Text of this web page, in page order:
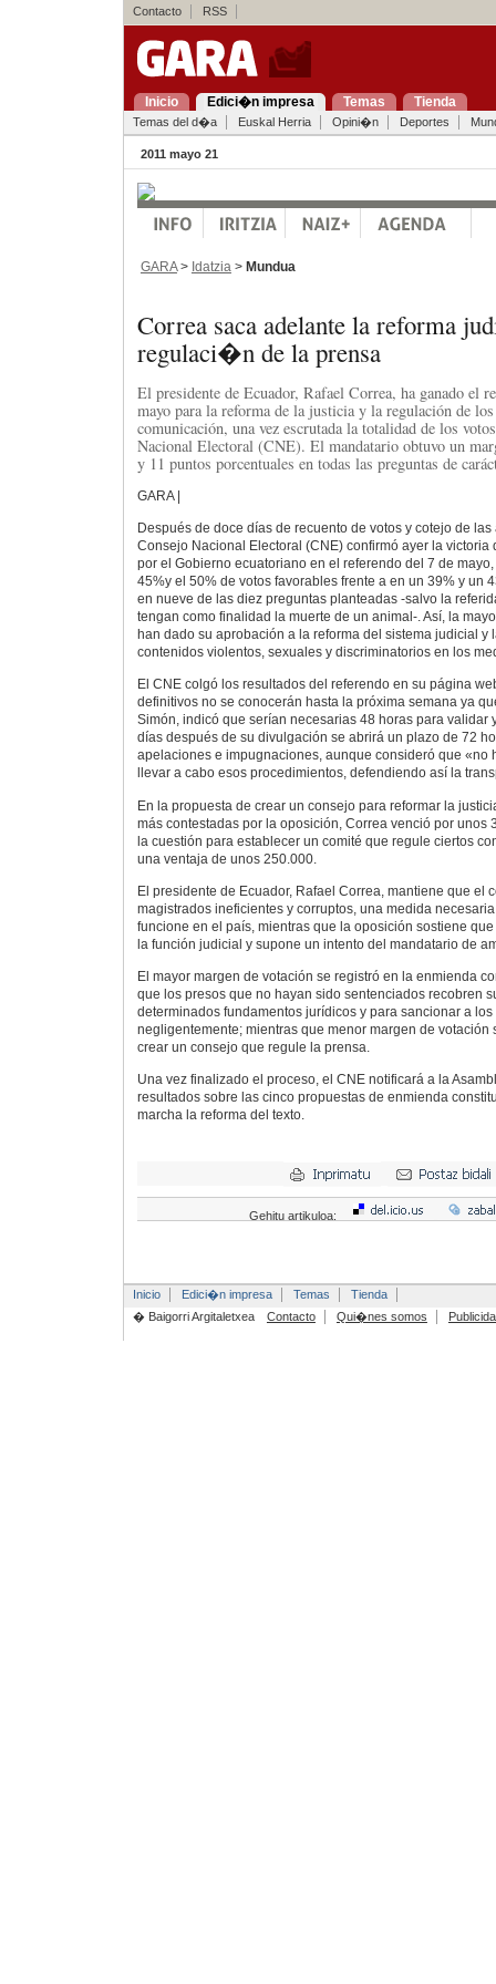
Contacto RSS
Inicio Edici�n impresa Temas Tienda
Temas del d�a Euskal Herria Opini�n Deportes
2011 mayo 21
GARA> Idatzia > Mundua
Correa saca adelante la reforma
regulaci�n de la prensa
El presidente de Ecuador, Rafael Correa, ha ganado el
mayo para la reforma de la justicia y la regulación de
comunicación, una vez escrutada la totalidad de los
Nacional Electoral (CNE). El mandatario obtuvo un
y 11 puntos porcentuales en todas las preguntas de
GARA |
Después de doce días de recuento de votos y cotejo de
Consejo Nacional Electoral (CNE) confirmó ayer la victoria
por el Gobierno ecuatoriano en el referendo del 7 de
45%y el 50% de votos favorables frente a en un 39% y un
en nueve de las diez preguntas planteadas -salvo la
tengan como finalidad la muerte de un animal-. Así, la
han dado su aprobación a la reforma del sistema judicial y
contenidos violentos, sexuales y discriminatorios en los
El CNE colgó los resultados del referendo en su página
definitivos no se conocerán hasta la próxima semana ya
Simón, indicó que serían necesarias 48 horas para validar
días después de su divulgación se abrirá un plazo de 72
apelaciones e impugnaciones, aunque consideró que «no
llevar a cabo esos procedimientos, defendiendo así la
En la propuesta de crear un consejo para reformar la
más contestadas por la oposición, Correa venció por unos
la cuestión para establecer un comité que regule ciertos
una ventaja de unos 250.000.
El presidente de Ecuador, Rafael Correa, mantiene que el
magistrados ineficientes y corruptos, una medida
funcione en el país, mientras que la oposición sostiene
la función judicial y supone un intento del mandatario de
El mayor margen de votación se registró en la enmienda
que los presos que no hayan sido sentenciados recobren
determinados fundamentos jurídicos y para sancionar a
negligentemente; mientras que menor margen de votación
crear un consejo que regule la prensa.
Una vez finalizado el proceso, el CNE notificará a la
resultados sobre las cinco propuestas de enmienda
marcha la reforma del texto.
Gehitu artikuloa:
Inicio Edici�n impresa Temas
Tienda
� Baigorri Argitaletxea
Contacto Qui�nes somos